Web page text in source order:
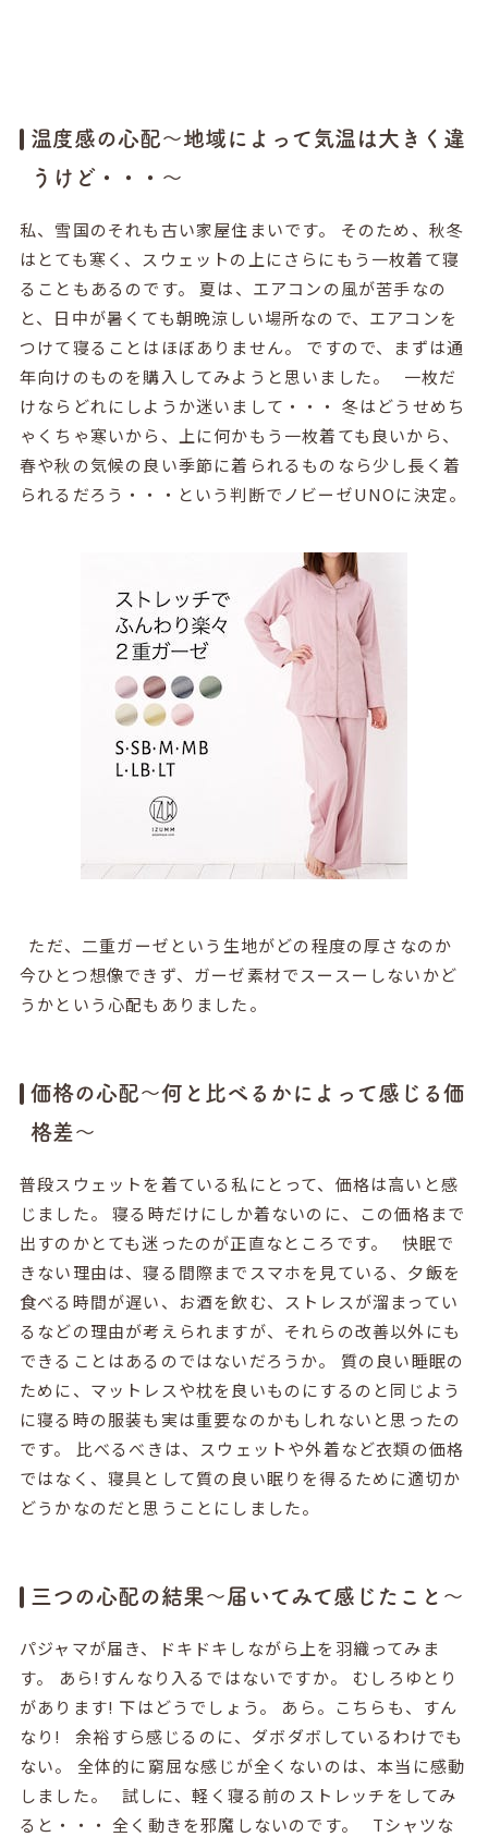
温度感の心配〜地域によって気温は大きく違
うけど・・・〜
私、雪国のそれも古い家屋住まいです。 そのため、秋冬
はとても寒く、スウェットの上にさらにもう一枚着て寝
ることもあるのです。 夏は、エアコンの風が苦手なの
と、日中が暑くても朝晩涼しい場所なので、エアコンを
つけて寝ることはほぼありません。 ですので、まずは通
年向けのものを購入してみようと思いました。 一枚だ
けならどれにしようか迷いまして・・・ 冬はどうせめち
ゃくちゃ寒いから、上に何かもう一枚着ても良いから、
春や秋の気候の良い季節に着られるものなら少し長く着
られるだろう・・・という判断でノビーゼUNOに決定。
ただ、二重ガーゼという生地がどの程度の厚さなのか
今ひとつ想像できず、ガーゼ素材でスースーしないかど
うかという心配もありました。
価格の心配〜何と比べるかによって感じる価
格差〜
普段スウェットを着ている私にとって、価格は高いと感
じました。 寝る時だけにしか着ないのに、この価格まで
出すのかとても迷ったのが正直なところです。 快眠で
きない理由は、寝る間際までスマホを見ている、夕飯を
食べる時間が遅い、お酒を飲む、ストレスが溜まってい
るなどの理由が考えられますが、それらの改善以外にも
できることはあるのではないだろうか。 質の良い睡眠の
ために、マットレスや枕を良いものにするのと同じよう
に寝る時の服装も実は重要なのかもしれないと思ったの
です。 比べるべきは、スウェットや外着など衣類の価格
ではなく、寝具として質の良い眠りを得るために適切か
どうかなのだと思うことにしました。
三つの心配の結果〜届いてみて感じたこと〜
パジャマが届き、ドキドキしながら上を羽織ってみま
す。 あら!すんなり入るではないですか。 むしろゆとり
があります! 下はどうでしょう。 あら。こちらも、すん
なり! 余裕すら感じるのに、ダボダボしているわけでも
ない。 全体的に窮屈な感じが全くないのは、本当に感動
しました。 試しに、軽く寝る前のストレッチをしてみ
ると・・・ 全く動きを邪魔しないのです。 Tシャツな